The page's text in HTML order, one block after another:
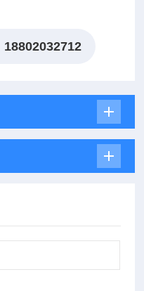
18802032712